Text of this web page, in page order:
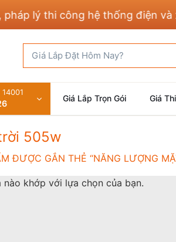
lý thi công hệ thống điện và
kiếm:
Giá Lắp Trọn Gói Giá
505w
ĐƯỢC GẮN THẺ “NĂNG LƯỢNG
nào khớp với lựa chọn của bạn.